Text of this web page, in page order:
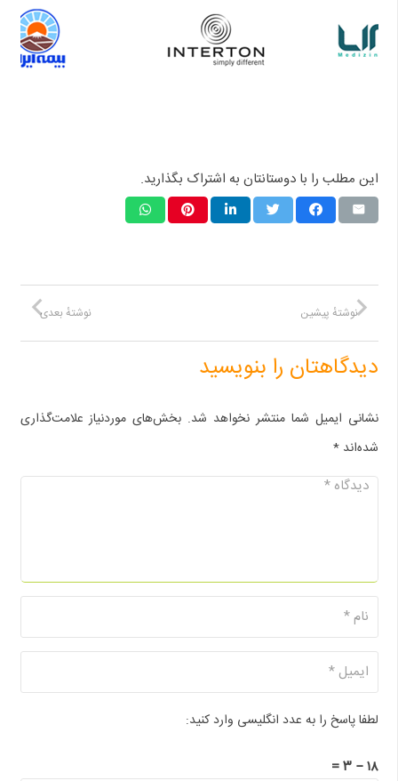
این مطلب را با دوستانتان به اشتراک بگذارید.
نوشتهٔ بعدی نوشتهٔ پیشین
دیدگاهتان را بنویسید
نشانی ایمیل شما منتشر نخواهد شد. بخش‌های موردنیاز علامت‌گذاری
شده‌اند*
لطفا پاسخ را به عدد انگلیسی وارد کنید:
۱۸ − ۳ =